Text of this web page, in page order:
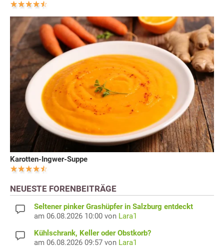
Karotten-Ingwer-Suppe
NEUESTE FORENBEITRÄGE
Seltener pinker Grashüpfer in Salzburg entdeckt
am 06.08.2026 10:00 von Lara1
Kühlschrank, Keller oder Obstkorb?
am 06.08.2026 09:57 von Lara1